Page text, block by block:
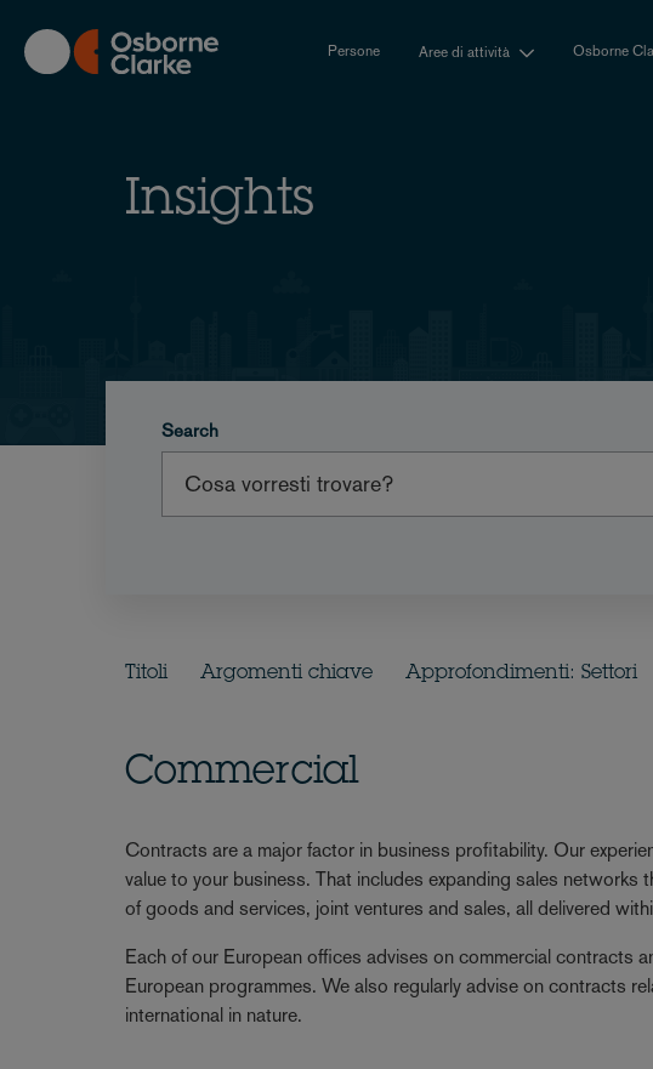
main
content
Persone Aree di attività Osborne
Insights
Search
Titoli Argomenti chiave Approfondimenti: Settori
Commercial
Contracts are a major factor in business profitability. Our
value to your business. That includes expanding sales
of goods and services, joint ventures and sales, all delivered
Each of our European offices advises on commercial contracts
European programmes. We also regularly advise on contracts
international in nature.